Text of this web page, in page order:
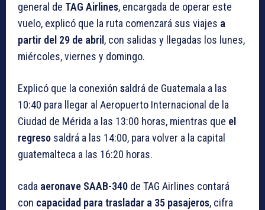
general de TAG Airlines, encargada de operar este
vuelo, explicó que la ruta comenzará sus viajes a
partir del 29 de abril , con salidas y llegadas los lunes,
miércoles, viernes y domingo.
Explicó que la conexión saldrá de Guatemala a las
10:40 para llegar al Aeropuerto Internacional de la
Ciudad de Mérida a las 13:00 horas, mientras que el
regreso saldrá a las 14:00, para volver a la capital
guatemalteca a las 16:20 horas.
cada aeronave SAAB-340 de TAG Airlines contará
con capacidad para trasladar a 35 pasajeros, cifra